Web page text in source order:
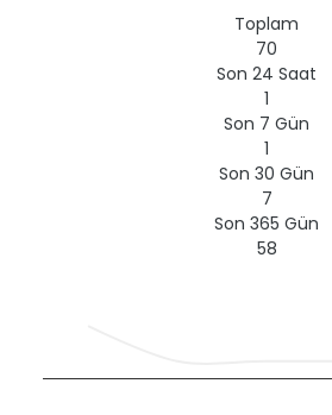
Toplam
70
Son 24 Saat
1
Son 7 Gün
1
Son 30 Gün
7
Son 365 Gün
58